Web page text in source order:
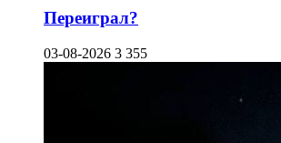
Переиграл?
03-08-2026 3 355